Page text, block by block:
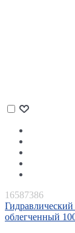
16587386
облегченный